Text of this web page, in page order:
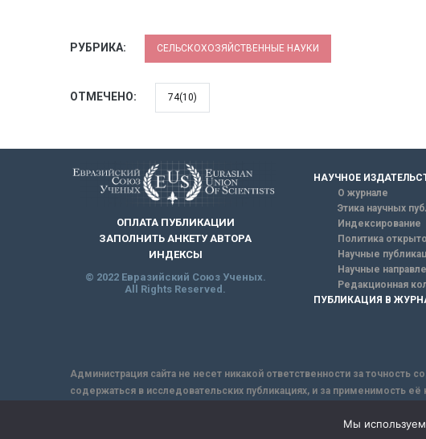
РУБРИКА: СЕЛЬСКОХОЗЯЙСТВЕННЫЕ НАУКИ
ОТМЕЧЕНО: 74(10)
ОПЛАТА ПУБЛИКАЦИИ
ЗАПОЛНИТЬ АНКЕТУ АВТОРА
ИНДЕКСЫ
© 2022 Евразийский Союз Ученых.
All Rights Reserved.
НАУЧНОЕ
О журнале
Этика научных
Индексирование
Политика
Научные
Научные
Редакционная
ПУБЛИКАЦИЯ В
Администрация сайта не несет никакой ответственности за
содержаться в исследовательских публикациях, и за применимость
Мы используем